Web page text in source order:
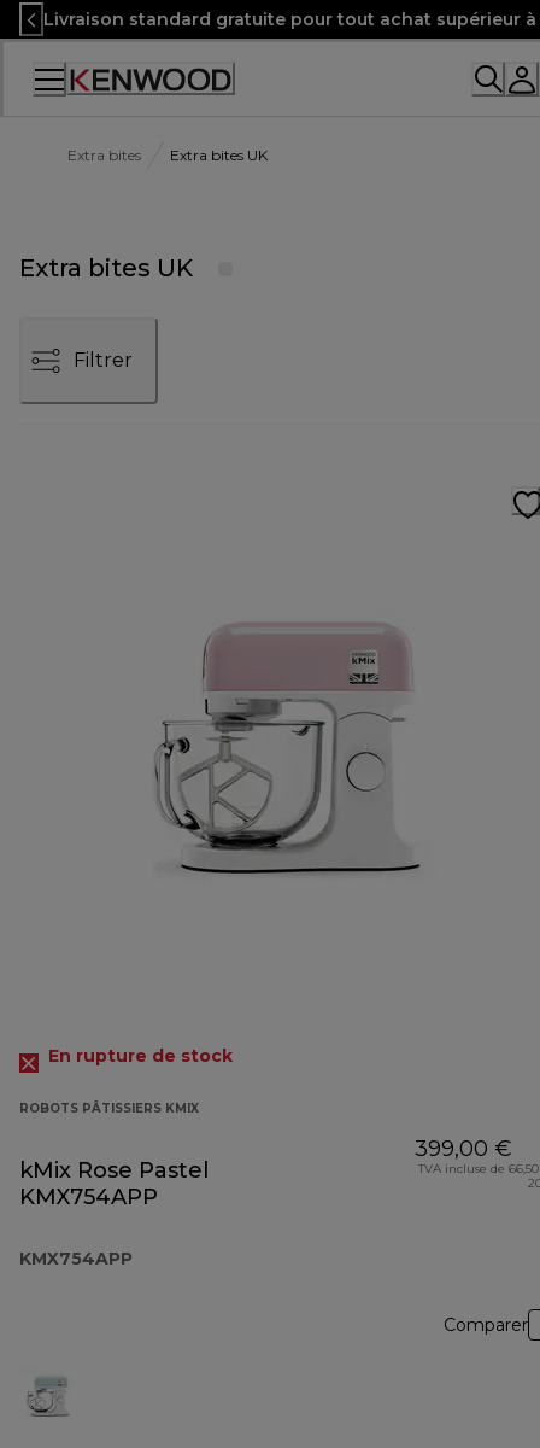
Skip
to
Content
Livraison standard gratuite pour tout achat supérieur
Extra bites Extra bites UK
Extra bites UK
Filtrer
En rupture de stock
ROBOTS PÂTISSIERS KMIX
kMix Rose Pastel
KMX754APP
KMX754APP
399,00 €
TVA incluse de
Comparer